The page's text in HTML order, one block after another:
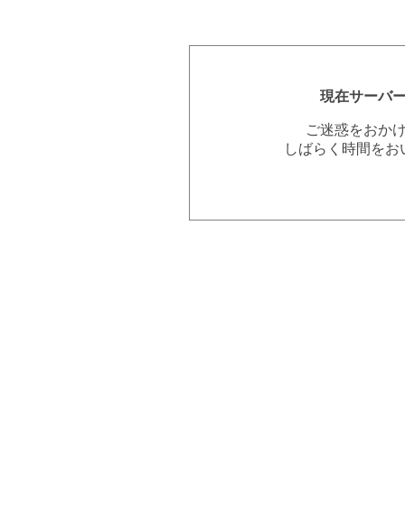
現在サーバ
ご迷惑をおか
しばらく時間を